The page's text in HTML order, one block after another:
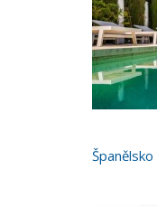
Španělsko